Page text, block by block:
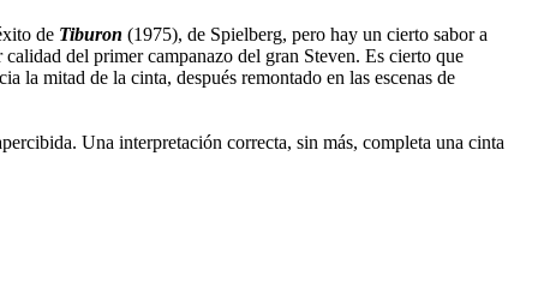
de Tiburon (1975), de Spielberg, pero hay un cierto sabor a
del primer campanazo del gran Steven. Es cierto que
la mitad de la cinta, después remontado en las escenas de
Una interpretación correcta, sin más, completa una cinta